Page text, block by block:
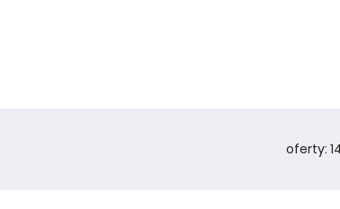
oferty: